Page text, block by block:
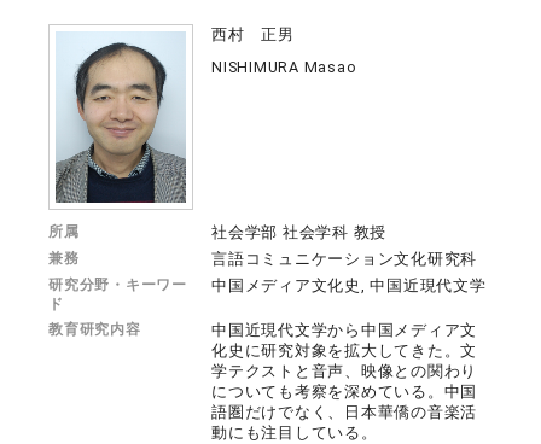
西村 正男
NISHIMURA Masao
所属 社会学部 社会学科 教授
兼務 言語コミュニケーション文化研究科
研究分野・キーワー
ド
中国メディア文化史, 中国近現代文学
教育研究内容
中国近現代文学から中国メディア文
化史に研究対象を拡大してきた。文
学テクストと音声、映像との関わり
についても考察を深めている。中国
語圏だけでなく、日本華僑の音楽活
動にも注目している。